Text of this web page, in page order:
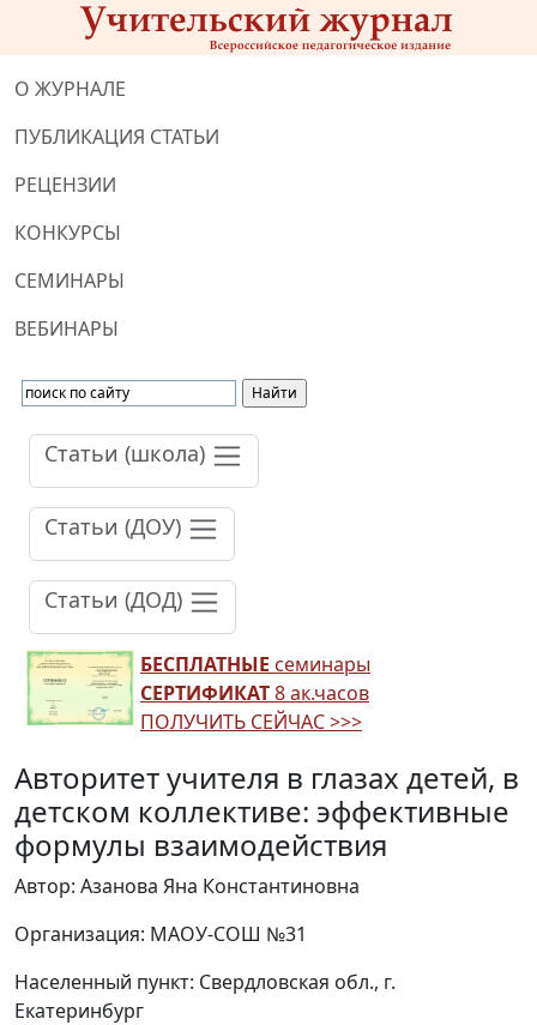
О ЖУРНАЛЕ
ПУБЛИКАЦИЯ СТАТЬИ
РЕЦЕНЗИИ
КОНКУРСЫ
СЕМИНАРЫ
ВЕБИНАРЫ
Статьи (школа)
Статьи (ДОУ)
Статьи (ДОД)
БЕСПЛАТНЫЕ семинары
СЕРТИФИКАТ8 ак.часов
ПОЛУЧИТЬ СЕЙЧАС >>>
Авторитет учителя в глазах детей, в
детском коллективе: эффективные
формулы взаимодействия
Автор: Азанова Яна Константиновна
Организация: МАОУ-СОШ №31
Населенный пункт: Свердловская обл., г.
Екатеринбург